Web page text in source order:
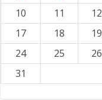
10
11 12
17
18 19
24
25 26
31